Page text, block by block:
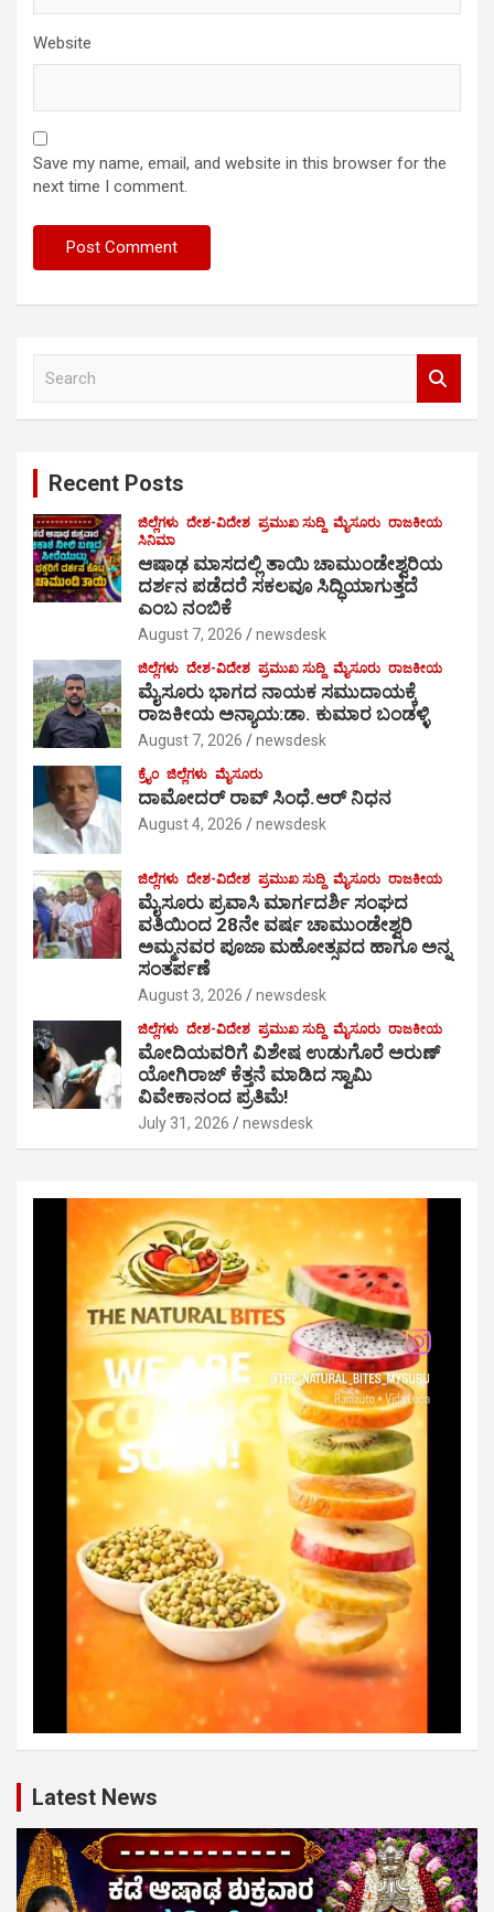
Website
Save my name, email, and website in this browser for the
next time I comment.
Recent Posts
ಜಿಲ್ಲೆಗಳು ದೇಶ-ವಿದೇಶ ಪ್ರಮುಖ ಸುದ್ದಿ ಮೈಸೂರು ರಾಜಕೀಯ
ಸಿನಿಮಾ
ಆಷಾಢ ಮಾಸದಲ್ಲಿ ತಾಯಿ ಚಾಮುಂಡೇಶ್ವರಿಯ
ದರ್ಶನ ಪಡೆದರೆ ಸಕಲವೂ ಸಿದ್ಧಿಯಾಗುತ್ತದೆ
ಎಂಬ ನಂಬಿಕೆ
August 7, 2026 newsdesk
ಜಿಲ್ಲೆಗಳು ದೇಶ-ವಿದೇಶ ಪ್ರಮುಖ ಸುದ್ದಿ ಮೈಸೂರು ರಾಜಕೀಯ
ಮೈಸೂರು ಭಾಗದ ನಾಯಕ ಸಮುದಾಯಕ್ಕೆ
ರಾಜಕೀಯ ಅನ್ಯಾಯ:ಡಾ. ಕುಮಾರ ಬಂಡಳ್ಳಿ
August 7, 2026 newsdesk
ಕ್ರೈಂ ಜಿಲ್ಲೆಗಳು ಮೈಸೂರು
ದಾಮೋದರ್ ರಾವ್ ಸಿಂಧೆ.ಆರ್ ನಿಧನ
August 4, 2026 newsdesk
ಜಿಲ್ಲೆಗಳು ದೇಶ-ವಿದೇಶ ಪ್ರಮುಖ ಸುದ್ದಿ ಮೈಸೂರು ರಾಜಕೀಯ
ಮೈಸೂರು ಪ್ರವಾಸಿ ಮಾರ್ಗದರ್ಶಿ ಸಂಘದ
ವತಿಯಿಂದ 28ನೇ ವರ್ಷ ಚಾಮುಂಡೇಶ್ವರಿ
ಅಮ್ಮನವರ ಪೂಜಾ ಮಹೋತ್ಸವದ ಹಾಗೂ ಅನ್ನ
ಸಂತರ್ಪಣೆ
August 3, 2026 newsdesk
ಜಿಲ್ಲೆಗಳು ದೇಶ-ವಿದೇಶ ಪ್ರಮುಖ ಸುದ್ದಿ ಮೈಸೂರು ರಾಜಕೀಯ
ಮೋದಿಯವರಿಗೆ ವಿಶೇಷ ಉಡುಗೊರೆ ಅರುಣ್
ಯೋಗಿರಾಜ್ ಕೆತ್ತನೆ ಮಾಡಿದ ಸ್ವಾಮಿ
ವಿವೇಕಾನಂದ ಪ್ರತಿಮೆ!
July 31, 2026 newsdesk
Latest News